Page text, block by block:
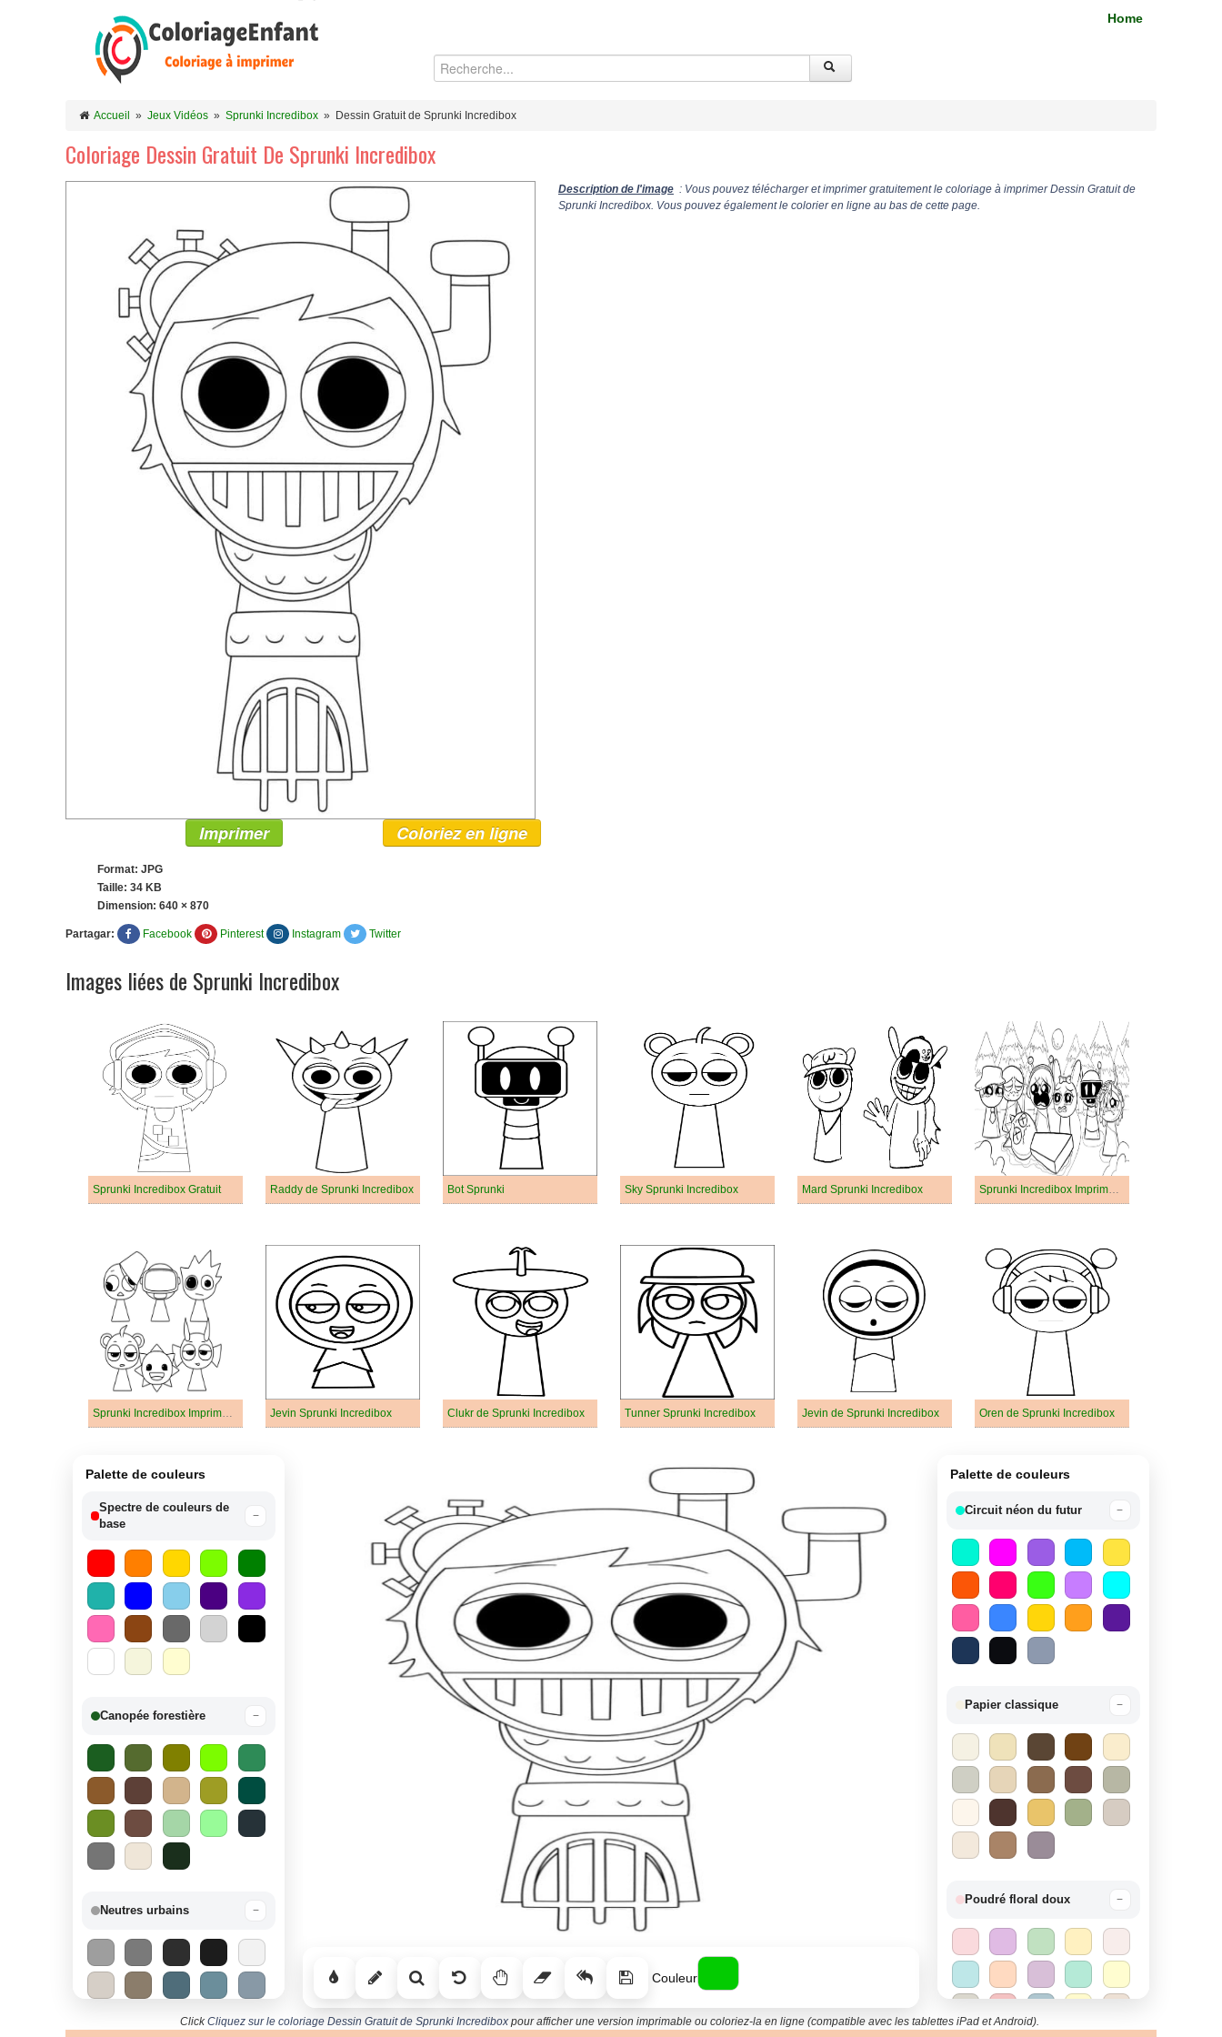
Home
Accueil » Jeux Vidéos » Sprunki Incredibox » Dessin Gratuit de Sprunki Incredibox
Coloriage Dessin Gratuit De Sprunki Incredibox
Description de l'image : Vous pouvez télécharger et imprimer gratuitement le coloriage à imprimer Dessin Gratuit de
Sprunki Incredibox. Vous pouvez également le colorier en ligne au bas de cette page.
Imprimer Coloriez en ligne
Format: JPG
Taille: 34 KB
Dimension: 640 × 870
Partagar: Facebook Pinterest Instagram Twitter
Images liées de Sprunki Incredibox
Sprunki Incredibox Gratuit Raddy de Sprunki Incredibox Bot Sprunki Sky Sprunki Incredibox Mard Sprunki Incredibox Sprunki Incredibox Imprimable Pour les Enfants
Sprunki Incredibox Imprimable Jevin Sprunki Incredibox Clukr de Sprunki Incredibox Tunner Sprunki Incredibox Jevin de Sprunki Incredibox Oren de Sprunki Incredibox
Palette de couleurs
Spectre de couleurs de
base
−
Canopée forestière −
Neutres urbains −
Couleur
Palette de couleurs
Circuit néon du futur −
Papier classique −
Poudré floral doux −
ClickCliquez sur le coloriage Dessin Gratuit de Sprunki Incredibox pour afficher une version imprimable ou coloriez-la en ligne (compatible avec les tablettes iPad et Android).